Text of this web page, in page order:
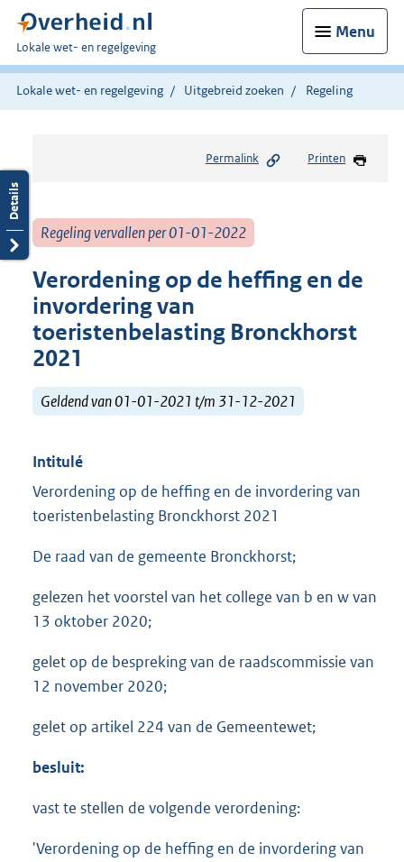
Menu
U
bent
hier:
Lokale wet- en regelgeving
Lokale wet- en regelgeving Uitgebreid zoeken Regeling
Permalink Printen
Regeling vervallen per 01-01-2022
Verordening op de heffing en de
invordering van
toeristenbelasting Bronckhorst
2021
Geldend van 01-01-2021 t/m 31-12-2021
Intitulé
Verordening op de heffing en de invordering van
toeristenbelasting Bronckhorst 2021
De raad van de gemeente Bronckhorst;
gelezen het voorstel van het college van b en w van
13 oktober 2020;
gelet op de bespreking van de raadscommissie van
12 november 2020;
gelet op artikel 224 van de Gemeentewet;
besluit:
vast te stellen de volgende verordening:
'Verordening op de heffing en de invordering van